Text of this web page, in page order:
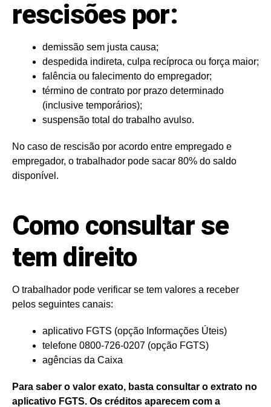
rescisões por:
demissão sem justa causa;
despedida indireta, culpa recíproca ou força maior;
falência ou falecimento do empregador;
término de contrato por prazo determinado
(inclusive temporários);
suspensão total do trabalho avulso.
No caso de rescisão por acordo entre empregado e
empregador, o trabalhador pode sacar 80% do saldo
disponível.
Como consultar se
tem direito
O trabalhador pode verificar se tem valores a receber
pelos seguintes canais:
aplicativo FGTS (opção Informações Úteis)
telefone 0800-726-0207 (opção FGTS)
agências da Caixa
Para saber o valor exato, basta consultar o extrato no
aplicativo FGTS. Os créditos aparecem com a